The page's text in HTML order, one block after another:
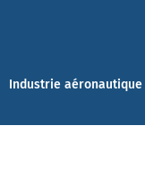
Industrie aéronautique